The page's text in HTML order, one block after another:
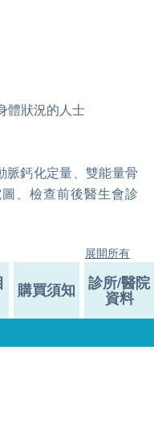
體狀況的人士
脈鈣化定量、雙能量骨
、檢查前後醫生會診
展開所有
購買須知 診所/醫院
資料